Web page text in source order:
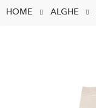
HOME ALGHE